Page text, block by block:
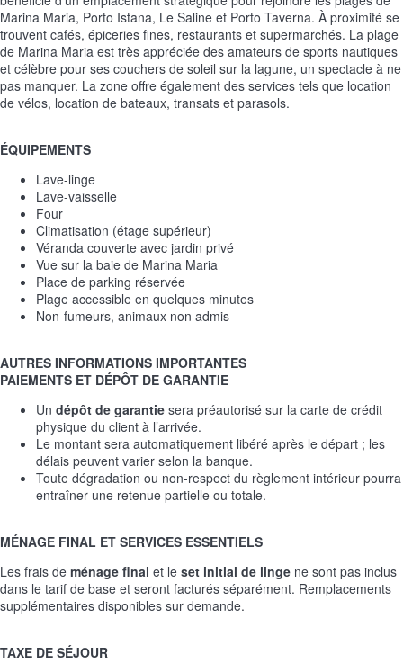
Marina Maria, Porto Istana, Le Saline et Porto Taverna. À proximité se
trouvent cafés, épiceries fines, restaurants et supermarchés. La plage
de Marina Maria est très appréciée des amateurs de sports nautiques
et célèbre pour ses couchers de soleil sur la lagune, un spectacle à ne
pas manquer. La zone offre également des services tels que location
de vélos, location de bateaux, transats et parasols.
ÉQUIPEMENTS
Lave-linge
Lave-vaisselle
Four
Climatisation (étage supérieur)
Véranda couverte avec jardin privé
Vue sur la baie de Marina Maria
Place de parking réservée
Plage accessible en quelques minutes
Non-fumeurs, animaux non admis
AUTRES INFORMATIONS IMPORTANTES
PAIEMENTS ET DÉPÔT DE GARANTIE
Un dépôt de garantie sera préautorisé sur la carte de crédit
physique du client à l’arrivée.
Le montant sera automatiquement libéré après le départ ; les
délais peuvent varier selon la banque.
Toute dégradation ou non-respect du règlement intérieur pourra
entraîner une retenue partielle ou totale.
MÉNAGE FINAL ET SERVICES ESSENTIELS
Les frais de ménage final et le set initial de linge ne sont pas inclus
dans le tarif de base et seront facturés séparément. Remplacements
supplémentaires disponibles sur demande.
TAXE DE SÉJOUR